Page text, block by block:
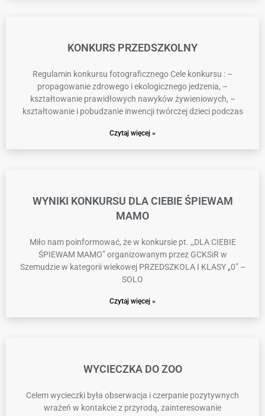
KONKURS PRZEDSZKOLNY
Regulamin konkursu fotograficznego Cele konkursu : –
propagowanie zdrowego i ekologicznego jedzenia, –
kształtowanie prawidłowych nawyków żywieniowych, –
kształtowanie i pobudzanie inwencji twórczej dzieci podczas
Czytaj więcej »
WYNIKI KONKURSU DLA CIEBIE ŚPIEWAM
MAMO
Miło nam poinformować, że w konkursie pt. ,,DLA CIEBIE
ŚPIEWAM MAMO” organizowanym przez GCKSiR w
Szemudzie w kategorii wiekowej PRZEDSZKOLA I KLASY „0” –
SOLO
Czytaj więcej »
WYCIECZKA DO ZOO
Celem wycieczki była obserwacja i czerpanie pozytywnych
wrażeń w kontakcie z przyrodą, zainteresowanie